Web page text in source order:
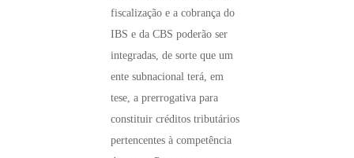
fiscalização e a cobrança do
IBS e da CBS poderão ser
integradas, de sorte que um
ente subnacional terá, em
tese, a prerrogativa para
constituir créditos tributários
pertencentes à competência